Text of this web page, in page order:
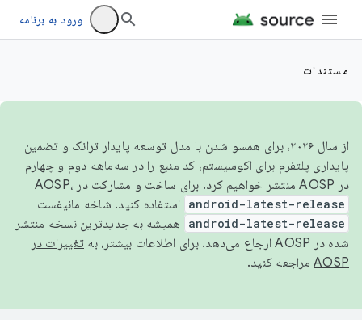
ورود به برنامه
مستندات
از سال ۲۰۲۶، برای همسو شدن با مدل توسعه پایدار ترانک و تضمین
پایداری پلتفرم برای اکوسیستم، کد منبع را در سه‌ماهه دوم و چهارم
در AOSP منتشر خواهیم کرد. برای ساخت و مشارکت در AOSP،
android-latest-release استفاده کنید. شاخه مانیفست
android-latest-release
همیشه به جدیدترین نسخه منتشر
شده در AOSP ارجاع می‌دهد. برای اطلاعات بیشتر، به
تغییرات در
AOSP مراجعه کنید.